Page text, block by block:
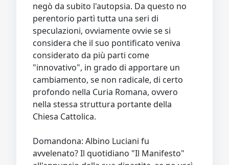
negò da subito l'autopsia. Da questo no
perentorio partì tutta una seri di
speculazioni, ovviamente ovvie se si
considera che il suo pontificato veniva
considerato da più parti come
"innovativo", in grado di apportare un
cambiamento, se non radicale, di certo
profondo nella Curia Romana, ovvero
nella stessa struttura portante della
Chiesa Cattolica.
Domandona: Albino Luciani fu
avvelenato? Il quotidiano "Il Manifesto"